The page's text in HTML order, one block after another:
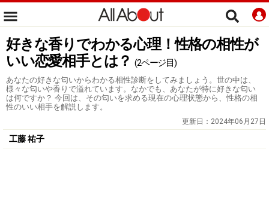
好きな香りでわかる心理！性格の相性が
いい恋愛相手とは？ (2ページ目)
あなたの好きな匂いからわかる相性診断をしてみましょう。世の中は、
様々な匂いや香りで溢れています。なかでも、あなたが特に好きな匂い
は何ですか？ 今回は、その匂いを求める現在の心理状態から、性格の相
性のいい相手を解説します。
更新日： 2024年06月27日
工藤 祐子